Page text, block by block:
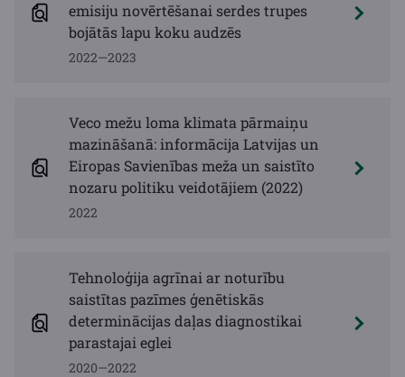
emisiju novērtēšanai serdes trupes
bojātās lapu koku audzēs
2022—2023
Veco mežu loma klimata pārmaiņu
mazināšanā: informācija Latvijas un
Eiropas Savienības meža un saistīto
nozaru politiku veidotājiem (2022)
2022
Tehnoloģija agrīnai ar noturību
saistītas pazīmes ģenētiskās
determinācijas daļas diagnostikai
parastajai eglei
2020—2022